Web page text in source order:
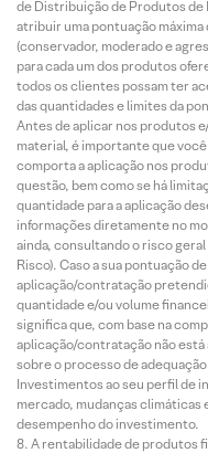
de Distribuição de Produtos
atribuir uma pontuação
(conservador, moderado e
para cada um dos produtos
todos os clientes possam ter
das quantidades e limites da
Antes de aplicar nos produtos
material, é importante que
comporta a aplicação nos
questão, bem como se há
quantidade para a aplicação
informações diretamente no
ainda, consultando o risco
Risco). Caso a sua pontuação
aplicação/contratação
quantidade e/ou volume
significa que, com base na
aplicação/contratação não está
sobre o processo de
Investimentos ao seu perfil de
mercado, mudanças climáticas
desempenho do investimento.
A rentabilidade de produtos